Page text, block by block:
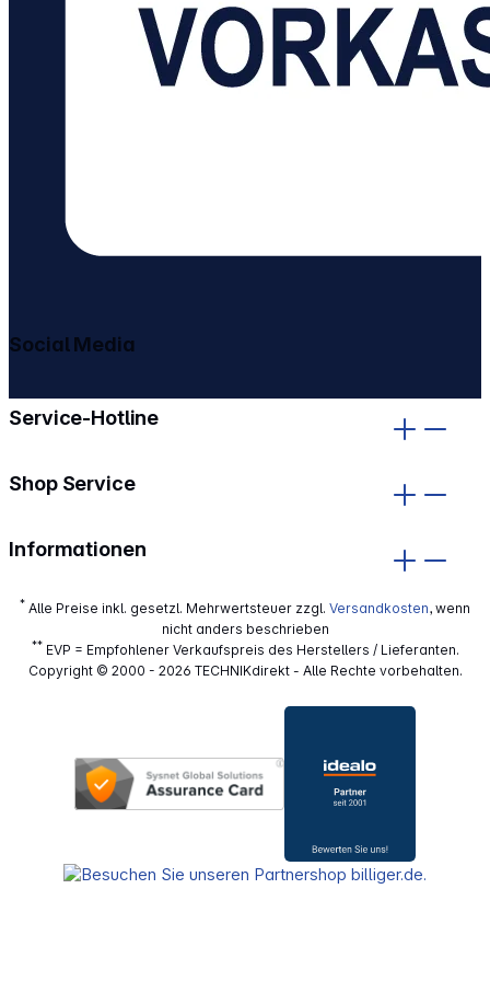
Service-Hotline
Shop Service
Informationen
Social Media
* Alle Preise inkl. gesetzl. Mehrwertsteuer zzgl. Versandkosten, wenn
nicht anders beschrieben
**EVP = Empfohlener Verkaufspreis des Herstellers / Lieferanten.
Copyright © 2000 - 2026 TECHNIKdirekt - Alle Rechte vorbehalten.